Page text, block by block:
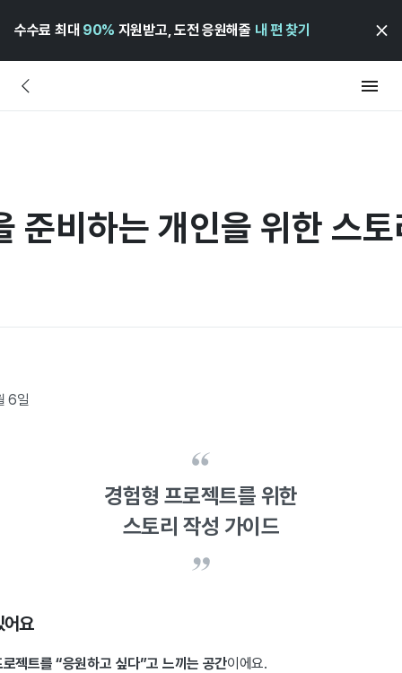
수수료 최대 90% 지원받고, 도전 응원해줄 내 편 찾기
준비하는 개인을 위한 스
6일
경험형 프로젝트를 위한
스토리 작성 가이드
어요
젝트를 “응원하고 싶다”고 느끼는 공간이에요.